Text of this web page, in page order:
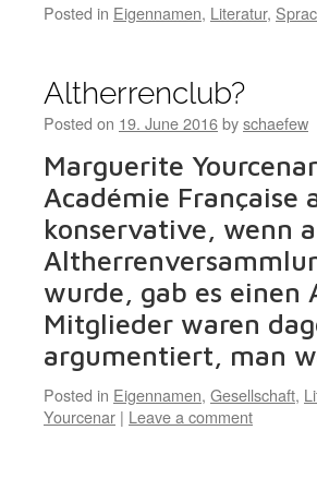
Posted in Eigennamen, Literatur,
Altherrenclub?
Posted on 19. June 2016byschaefew
Marguerite
Académie Française
konservative, wenn
wurde, gab es einen
Mitglieder waren
argumentiert, man
Posted in Eigennamen, Gesellschaft,
Yourcenar | Leave a comment